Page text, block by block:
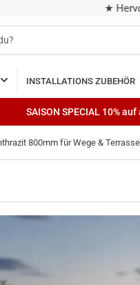
★
INSTALLATIONS ZUBEHÖR
SAISON SPECIAL 10% auf
800mm für Wege &